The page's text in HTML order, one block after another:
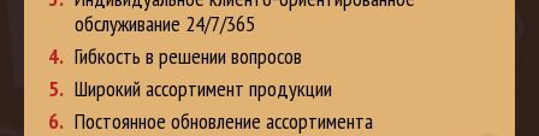
обслуживание 24/7/365
Гибкость в решении вопросов
Широкий ассортимент продукции
Постоянное обновление ассортимента